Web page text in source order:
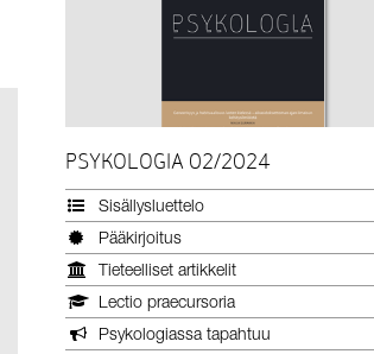
PSYKOLOGIA 02/2024
Sisällysluettelo
Pääkirjoitus
Tieteelliset artikkelit
Lectio praecursoria
Psykologiassa tapahtuu